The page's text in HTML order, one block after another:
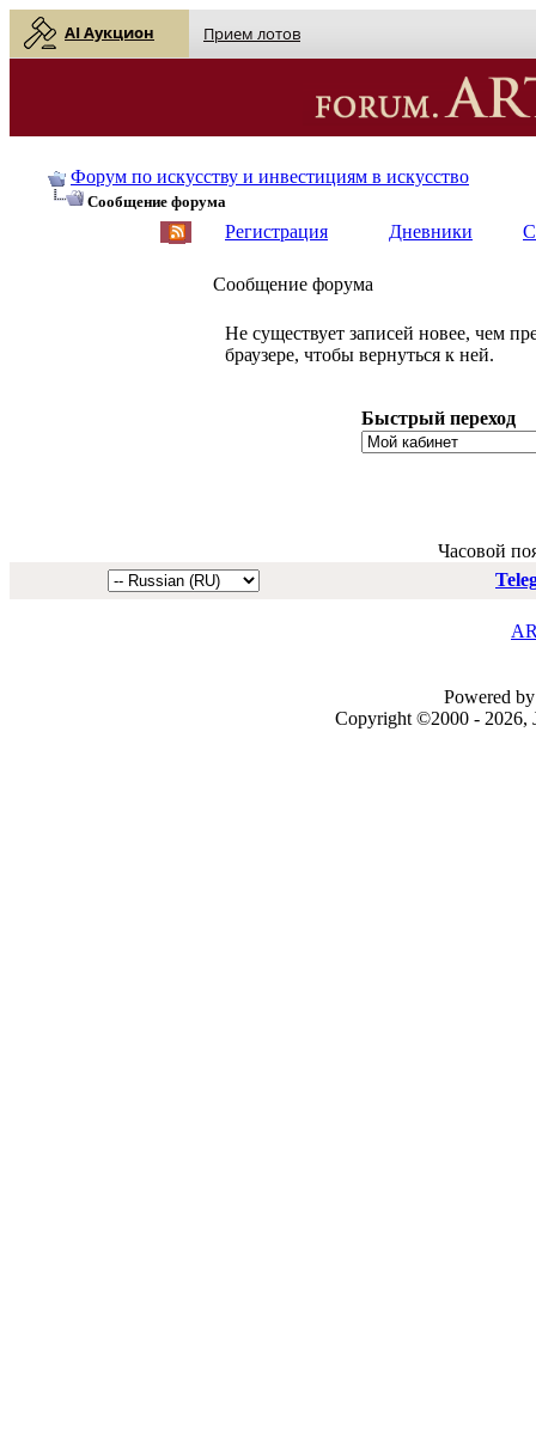
AI Аукцион Прием лотов
Форум по искусству и инвестициям в искусство
Сообщение форума
Регистрация Дневники
Сообщение форума
Не существует записей новее, чем
браузере, чтобы вернуться к ней.
Быстрый переход
Часовой
Powered
Copyright ©2000 - 2026,